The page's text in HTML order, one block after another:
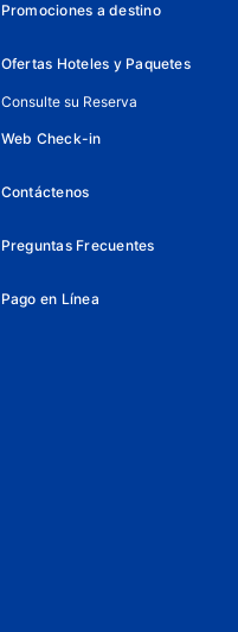
Promociones a destino
Ofertas Hoteles y Paquetes
Consulte su Reserva
Web Check-in
Contáctenos
Preguntas Frecuentes
Pago en Línea